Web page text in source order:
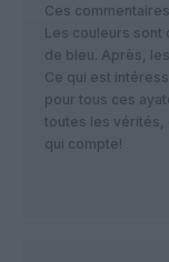
Ces
Les couleurs sont
de bleu. Après,
Ce qui est
pour tous ces
toutes les vérités,
qui compte!